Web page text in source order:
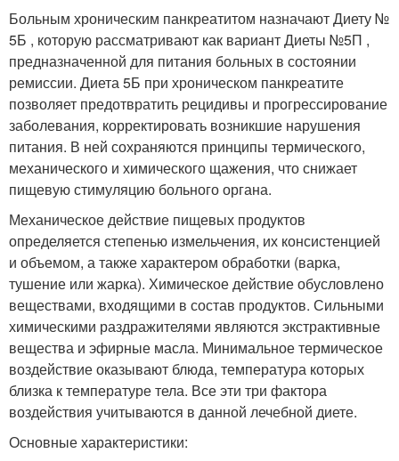
Больным хроническим панкреатитом назначают Диету №
5Б , которую рассматривают как вариант Диеты №5П ,
предназначенной для питания больных в состоянии
ремиссии. Диета 5Б при хроническом панкреатите
позволяет предотвратить рецидивы и прогрессирование
заболевания, корректировать возникшие нарушения
питания. В ней сохраняются принципы термического,
механического и химического щажения, что снижает
пищевую стимуляцию больного органа.
Механическое действие пищевых продуктов
определяется степенью измельчения, их консистенцией
и объемом, а также характером обработки (варка,
тушение или жарка). Химическое действие обусловлено
веществами, входящими в состав продуктов. Сильными
химическими раздражителями являются экстрактивные
вещества и эфирные масла. Минимальное термическое
воздействие оказывают блюда, температура которых
близка к температуре тела. Все эти три фактора
воздействия учитываются в данной лечебной диете.
Основные характеристики: